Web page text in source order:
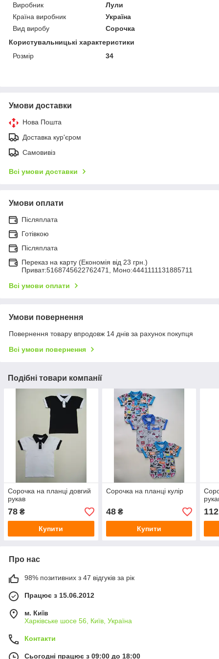
Виробник
Лули
Країна виробник
Україна
Вид виробу
Сорочка
Користувальницькі характеристики
Розмір
34
Умови доставки
Нова Пошта
Доставка кур'єром
Самовивіз
Всі умови доставки
Умови оплати
Післяплата
Готівкою
Післяплата
Переказ на карту (Економія від 23 грн.)
Приват:5168745622762471, Моно:4441111131885711
Всі умови оплати
Умови повернення
Повернення товару впродовж 14 днів за рахунок покупця
Всі умови повернення
Подібні товари компанії
Сорочка на планці довгий
рукав
78 ₴
Купити
Сорочка на планці кулір
48₴
Купити
112
Про нас
98% позитивних з 47 відгуків за рік
Працює з 15.06.2012
м. Київ
Харківське шосе 56, Київ, Україна
Контакти
Сьогодні працює з 09:00 до 18:00